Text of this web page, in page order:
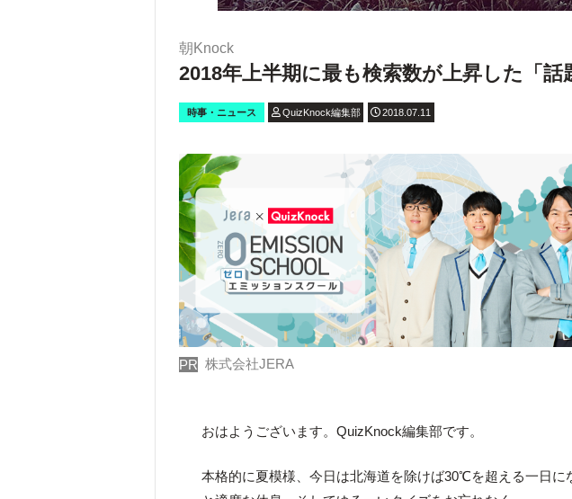
朝Knock
2018年上半期に最も検索数が上昇した「話
時事・ニュース QuizKnock編集部 2018.07.11
PR 株式会社JERA
おはようございます。QuizKnock編集部です。
本格的に夏模様、今日は北海道を除けば30℃を超える一日に